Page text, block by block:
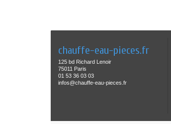
chauffe-eau-pieces.fr
125 bd Richard Lenoir
75011 Paris
01 53 36 03 03
infos@chauffe-eau-pieces.fr